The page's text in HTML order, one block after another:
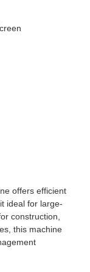
offers efficient
ideal for large-
construction,
this machine